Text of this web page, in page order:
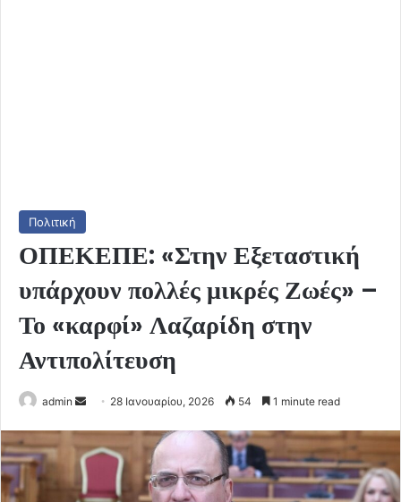
Πολιτική
ΟΠΕΚΕΠΕ: «Στην Εξεταστική
υπάρχουν πολλές μικρές Ζωές» –
Το «καρφί» Λαζαρίδη στην
Αντιπολίτευση
admin
Send 28 Ιανουαρίου, 2026 54 1 minute read